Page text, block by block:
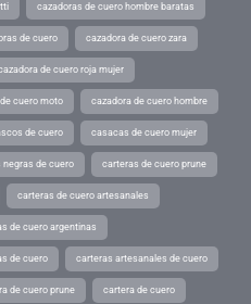
cazadoras de cuero hombre baratas
de cuero cazadora de cuero zara
de cuero roja mujer
cuero moto cazadora de cuero hombre
de cuero casacas de cuero mujer
negras de cuero carteras de cuero prune
carteras de cuero artesanales
de cuero argentinas
de cuero carteras artesanales de cuero
de cuero prune cartera de cuero